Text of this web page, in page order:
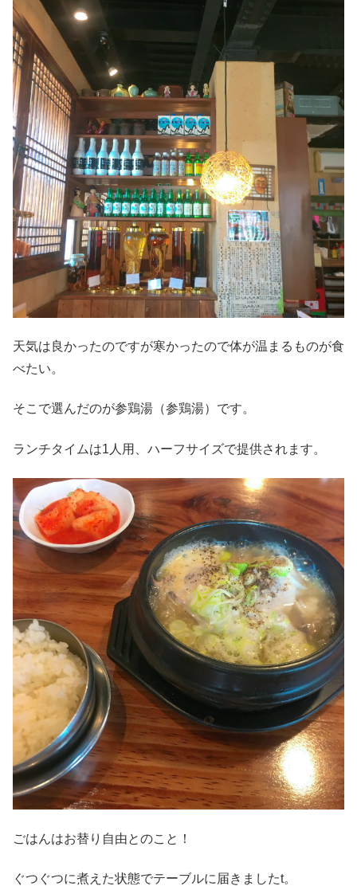
天気は良かったのですが寒かったので体が温まるものが食
べたい。
そこで選んだのが参鶏湯（参鶏湯）です。
ランチタイムは1人用、ハーフサイズで提供されます。
ごはんはお替り自由とのこと！
ぐつぐつに煮えた状態でテーブルに届きましたt。